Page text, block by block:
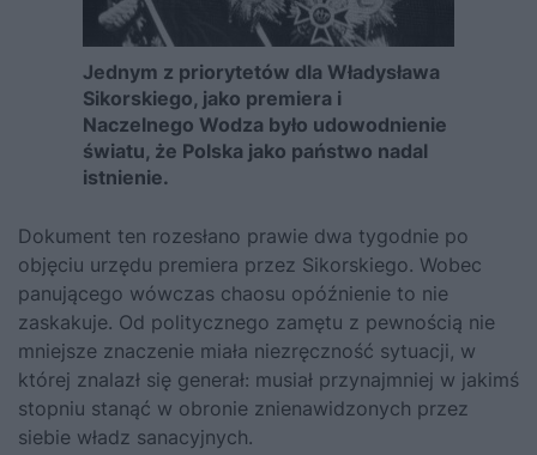
Jednym z priorytetów dla Władysława
Sikorskiego, jako premiera i
Naczelnego Wodza było udowodnienie
światu, że Polska jako państwo nadal
istnienie.
Dokument ten rozesłano prawie dwa tygodnie po
objęciu urzędu premiera przez Sikorskiego. Wobec
panującego wówczas chaosu opóźnienie to nie
zaskakuje. Od politycznego zamętu z pewnością nie
mniejsze znaczenie miała niezręczność sytuacji, w
której znalazł się generał: musiał przynajmniej w jakimś
stopniu stanąć w obronie znienawidzonych przez
siebie władz sanacyjnych.